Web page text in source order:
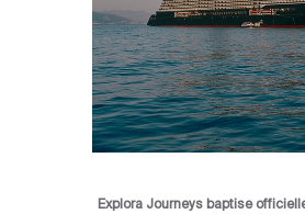
Explora Journeys baptise